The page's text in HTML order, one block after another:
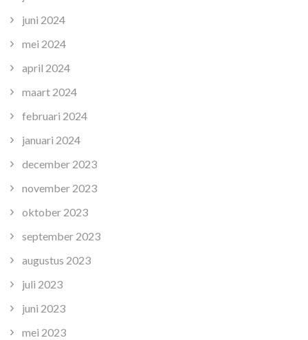
juni 2024
mei 2024
april 2024
maart 2024
februari 2024
januari 2024
december 2023
november 2023
oktober 2023
september 2023
augustus 2023
juli 2023
juni 2023
mei 2023